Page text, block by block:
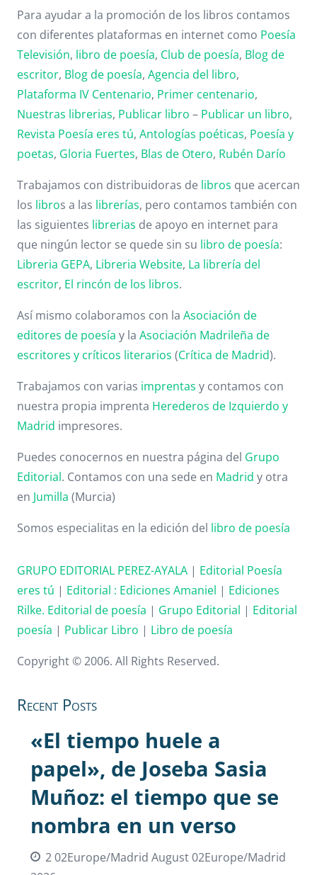
Para ayudar a la promoción de los libros contamos
con diferentes plataformas en internet como Poesía
Televisión, libro de poesía, Club de poesía, Blog de
escritor, Blog de poesía, Agencia del libro,
Plataforma IV Centenario, Primer centenario,
Nuestras librerias, Publicar libro – Publicar un libro,
Revista Poesía eres tú, Antologías poéticas, Poesía y
poetas, Gloria Fuertes, Blas de Otero, Rubén Darío
Trabajamos con distribuidoras de libros que acercan
los libros a las librerías, pero contamos también con
las siguientes librerias de apoyo en internet para
que ningún lector se quede sin su libro de poesía:
Libreria GEPA, Libreria Website, La librería del
escritor, El rincón de los libros.
Así mismo colaboramos con la Asociación de
editores de poesía y la Asociación Madrileña de
escritores y críticos literarios (Crítica de Madrid).
Trabajamos con varias imprentas y contamos con
nuestra propia imprenta Herederos de Izquierdo y
Madrid impresores.
Puedes conocernos en nuestra página del Grupo
Editorial. Contamos con una sede en Madrid y otra
en Jumilla (Murcia)
Somos especialitas en la edición del libro de poesía
GRUPO EDITORIAL PEREZ-AYALA | Editorial Poesía
eres tú | Editorial : Ediciones Amaniel | Ediciones
Rilke. Editorial de poesía | Grupo Editorial | Editorial
poesía | Publicar Libro | Libro de poesía
Copyright © 2006. All Rights Reserved.
Recent Posts
«El tiempo huele a
papel», de Joseba Sasia
Muñoz: el tiempo que se
nombra en un verso
2 02Europe/Madrid August 02Europe/Madrid